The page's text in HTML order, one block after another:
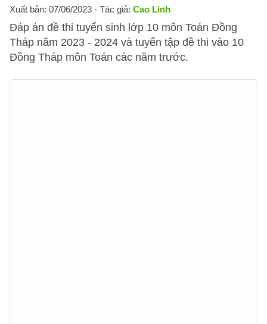
Xuất bản: 07/06/2023 - Tác giả: Cao Linh
Đáp án đề thi tuyển sinh lớp 10 môn Toán Đồng
Tháp năm 2023 - 2024 và tuyển tập đề thi vào 10
Đồng Tháp môn Toán các năm trước.